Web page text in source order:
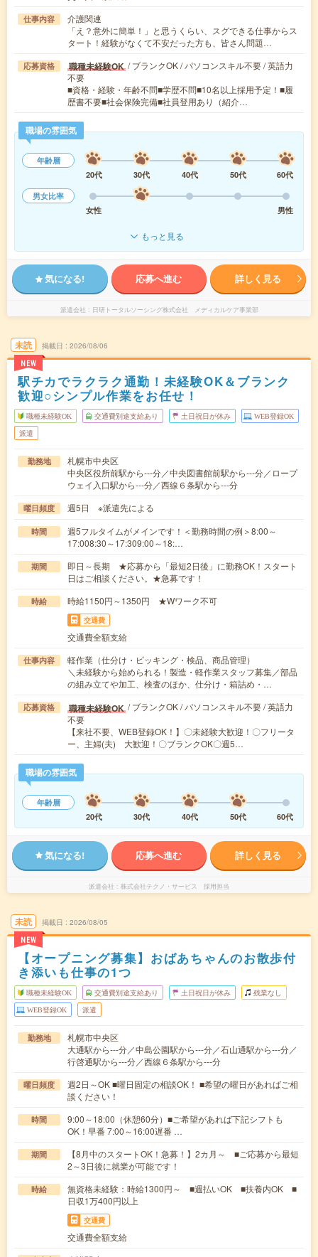
仕事内容
介護関連
「え？意外に簡単！」と思うくらい、スグできる仕事からス
タート！経験がなくて不安だった方も、皆さん問題…
応募資格 職種未経験OK / ブランクOK / パソコンスキル不要 / 英語力
不要
■資格・経験・年齢不問■学歴不問■10名以上採用予定！■履
歴書不要■社会保険完備■社員登用あり（紹介…
職場の雰囲気
年齢層
20代
30代 40代 50代
60代
男女比率
女性
男性
もっと見る
気になる! 応募へ進む 詳しく見る
派遣会社 日研トータルソーシング株式会社 メディカルケア事業部
未読
NEW
掲載日 2026/08/06
駅チカでラクラク通勤！未経験OK＆ブランク
歓迎○シンプル作業をお任せ！
職種未経験OK 交通費別途支給あり 土日祝日が休み WEB登録OK
派遣
勤務地
札幌市中央区
中央区役所前駅から---分／中央図書館前駅から---分／ロープ
ウェイ入口駅から---分／西線６条駅から---分
曜日頻度 週5日 ※派遣先による
時間
週5フルタイムがメインです！＜勤務時間の例＞8:00～
17:008:30～17:309:00～18:…
期間
即日～長期 ★応募から「最短2日後」に勤務OK！スタート
日はご相談ください。★急募です！
時給 時給1150円～1350円 ★Wワーク不可
交通費
交通費全額支給
仕事内容
軽作業（仕分け・ピッキング・検品、商品管理）
＼未経験から始められる！製造・軽作業スタッフ募集／部品
の組み立てや加工、検査のほか、仕分け・箱詰め・…
応募資格 職種未経験OK / ブランクOK / パソコンスキル不要 / 英語力
不要
【来社不要、WEB登録OK！】〇未経験大歓迎！〇フリータ
ー、主婦(夫) 大歓迎！〇ブランクOK〇週5…
職場の雰囲気
年齢層
20代
30代 40代 50代 60代
気になる! 応募へ進む 詳しく見る
派遣会社 株式会社テクノ・サービス 採用担当
未読
NEW
掲載日 2026/08/05
【オープニング募集】おばあちゃんのお散歩付
き添いも仕事の1つ
職種未経験OK 交通費別途支給あり 土日祝日が休み 残業なし
WEB登録OK 派遣
勤務地
札幌市中央区
大通駅から---分／中島公園駅から---分／石山通駅から---分／
行啓通駅から---分／西線６条駅から---分
曜日頻度
週2日～OK ■曜日固定の相談OK！ ■希望の曜日があればご相
談ください！
時間
9:00～18:00（休憩60分）■ご希望があれば下記シフトも
OK！早番 7:00～16:00遅番 …
期間
【8月中のスタートOK！急募！】2カ月～ ■ご応募から最短
2～3日後に就業が可能です！
時給
無資格未経験：時給1300円～ ■週払いOK ■扶養内OK ■
日収1万400円以上
交通費
交通費全額支給